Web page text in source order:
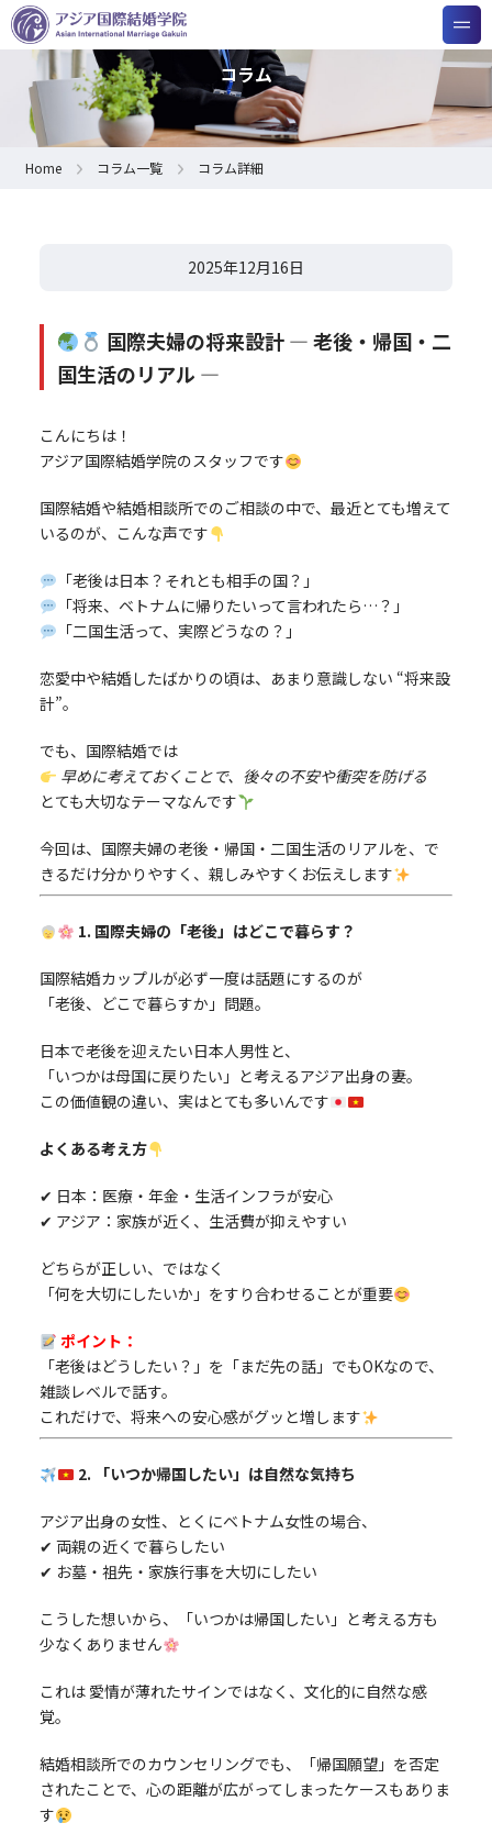
コラム
Home コラム一覧 コラム詳細
2025年12月16日
国際夫婦の将来設計 ― 老後・帰国・二
国生活のリアル ―
こんにちは！
アジア国際結婚学院のスタッフです
国際結婚や結婚相談所でのご相談の中で、最近とても増えて
いるのが、こんな声です
「老後は日本？それとも相手の国？」
「将来、ベトナムに帰りたいって言われたら…？」
「二国生活って、実際どうなの？」
恋愛中や結婚したばかりの頃は、あまり意識しない “将来設
計”。
でも、国際結婚では
早めに考えておくことで、後々の不安や衝突を防げる
とても大切なテーマなんです
今回は、国際夫婦の老後・帰国・二国生活のリアルを、で
きるだけ分かりやすく、親しみやすくお伝えします
1. 国際夫婦の「老後」はどこで暮らす？
国際結婚カップルが必ず一度は話題にするのが
「老後、どこで暮らすか」問題。
日本で老後を迎えたい日本人男性と、
「いつかは母国に戻りたい」と考えるアジア出身の妻。
この価値観の違い、実はとても多いんです
よくある考え方
✔ 日本：医療・年金・生活インフラが安心
✔ アジア：家族が近く、生活費が抑えやすい
どちらが正しい、ではなく
「何を大切にしたいか」をすり合わせることが重要
ポイント：
「老後はどうしたい？」を「まだ先の話」でもOKなので、
雑談レベルで話す。
これだけで、将来への安心感がグッと増します
2. 「いつか帰国したい」は自然な気持ち
アジア出身の女性、とくにベトナム女性の場合、
✔ 両親の近くで暮らしたい
✔ お墓・祖先・家族行事を大切にしたい
こうした想いから、「いつかは帰国したい」と考える方も
少なくありません
これは 愛情が薄れたサインではなく、文化的に自然な感
覚。
結婚相談所でのカウンセリングでも、「帰国願望」を否定
されたことで、心の距離が広がってしまったケースもありま
す